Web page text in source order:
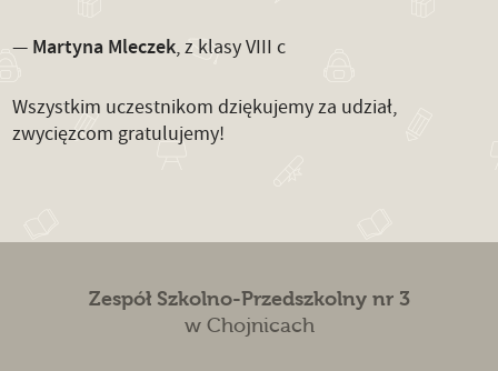
— Martyna Mleczek, z klasy VIII c
Wszystkim uczestnikom dziękujemy za udział,
zwycięzcom gratulujemy!
Zespół Szkolno-Przedszkolny nr 3
w Chojnicach